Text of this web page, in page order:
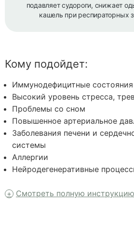
подавляет судороги, снижает
кашель при респираторных
Кому подойдет:
Иммунодефицитные
Высокий уровень стресса,
Проблемы со сном
Повышенное артериальное
Заболевания печени и
системы
Аллергии
Нейродегенеративные
Смотреть полную инструкцию